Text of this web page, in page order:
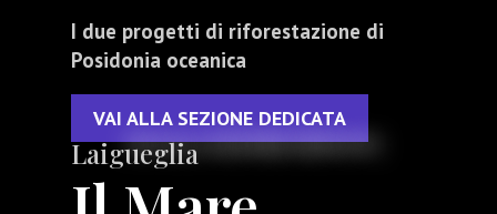
I due progetti di riforestazione di
Posidonia oceanica
VAI ALLA SEZIONE DEDICATA
Laigueglia